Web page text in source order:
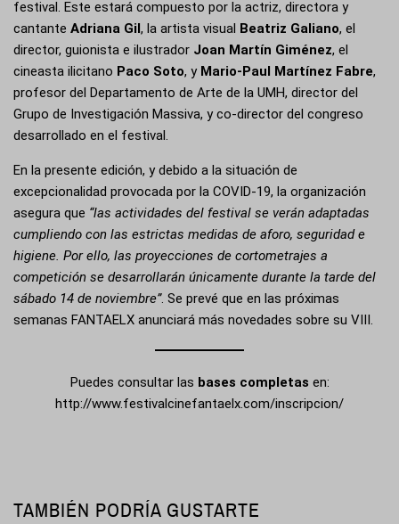
festival. Este estará compuesto por la actriz, directora y
cantante Adriana Gil, la artista visual Beatriz Galiano, el
director, guionista e ilustrador Joan Martín Giménez, el
cineasta ilicitano Paco Soto, y Mario-Paul Martínez Fabre,
profesor del Departamento de Arte de la UMH, director del
Grupo de Investigación Massiva, y co-director del congreso
desarrollado en el festival.
En la presente edición, y debido a la situación de
excepcionalidad provocada por la COVID-19, la organización
asegura que “las actividades del festival se verán adaptadas
cumpliendo con las estrictas medidas de aforo, seguridad e
higiene. Por ello, las proyecciones de cortometrajes a
competición se desarrollarán únicamente durante la tarde del
sábado 14 de noviembre”. Se prevé que en las próximas
semanas FANTAELX anunciará más novedades sobre su VIII.
Puedes consultar las bases completas en:
http://www.festivalcinefantaelx.com/inscripcion/
TAMBIÉN PODRÍA GUSTARTE